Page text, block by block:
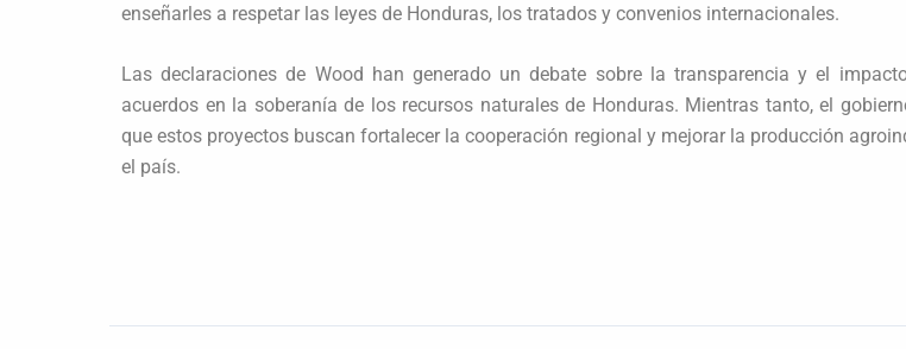
enseñarles a respetar las leyes de Honduras, los tratados y convenios internacionales.
Las declaraciones de Wood han generado un debate sobre la transparencia y el
acuerdos en la soberanía de los recursos naturales de Honduras. Mientras tanto, el
que estos proyectos buscan fortalecer la cooperación regional y mejorar la producción
el país.